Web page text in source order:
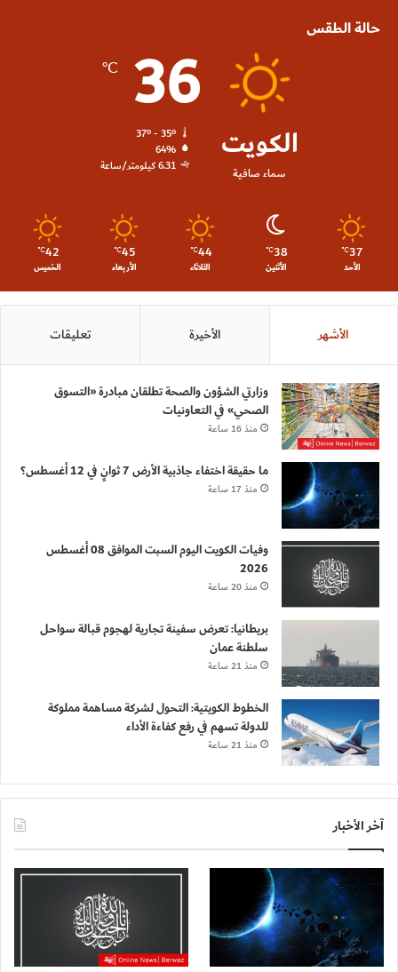
حالة الطقس
الكويت
سماء صافية
36
℃
37º - 35º
64%
6.31 كيلومتر/ساعة
37
℃
الأحد
38
℃
الأثنين
44
℃
الثلاثاء
45
℃
الأربعاء
42
℃
الخميس
الأشهر الأخيرة تعليقات
وزارتي الشؤون والصحة تطلقان مبادرة «التسوق
الصحي» في التعاونيات
منذ 16 ساعة
ما حقيقة اختفاء جاذبية الأرض 7 ثوانٍ في 12 أغسطس؟
منذ 17 ساعة
وفيات الكويت اليوم السبت الموافق 08 أغسطس
2026
منذ 20 ساعة
بريطانيا: تعرض سفينة تجارية لهجوم قبالة سواحل
سلطنة عمان
منذ 21 ساعة
الخطوط الكويتية: التحول لشركة مساهمة مملوكة
للدولة تسهم في رفع كفاءة الأداء
منذ 21 ساعة
آخر الأخبار